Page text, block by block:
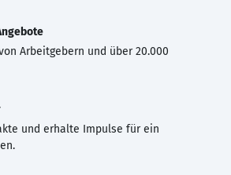
Arbeitgebern und über 20.000
und erhalte Impulse für ein